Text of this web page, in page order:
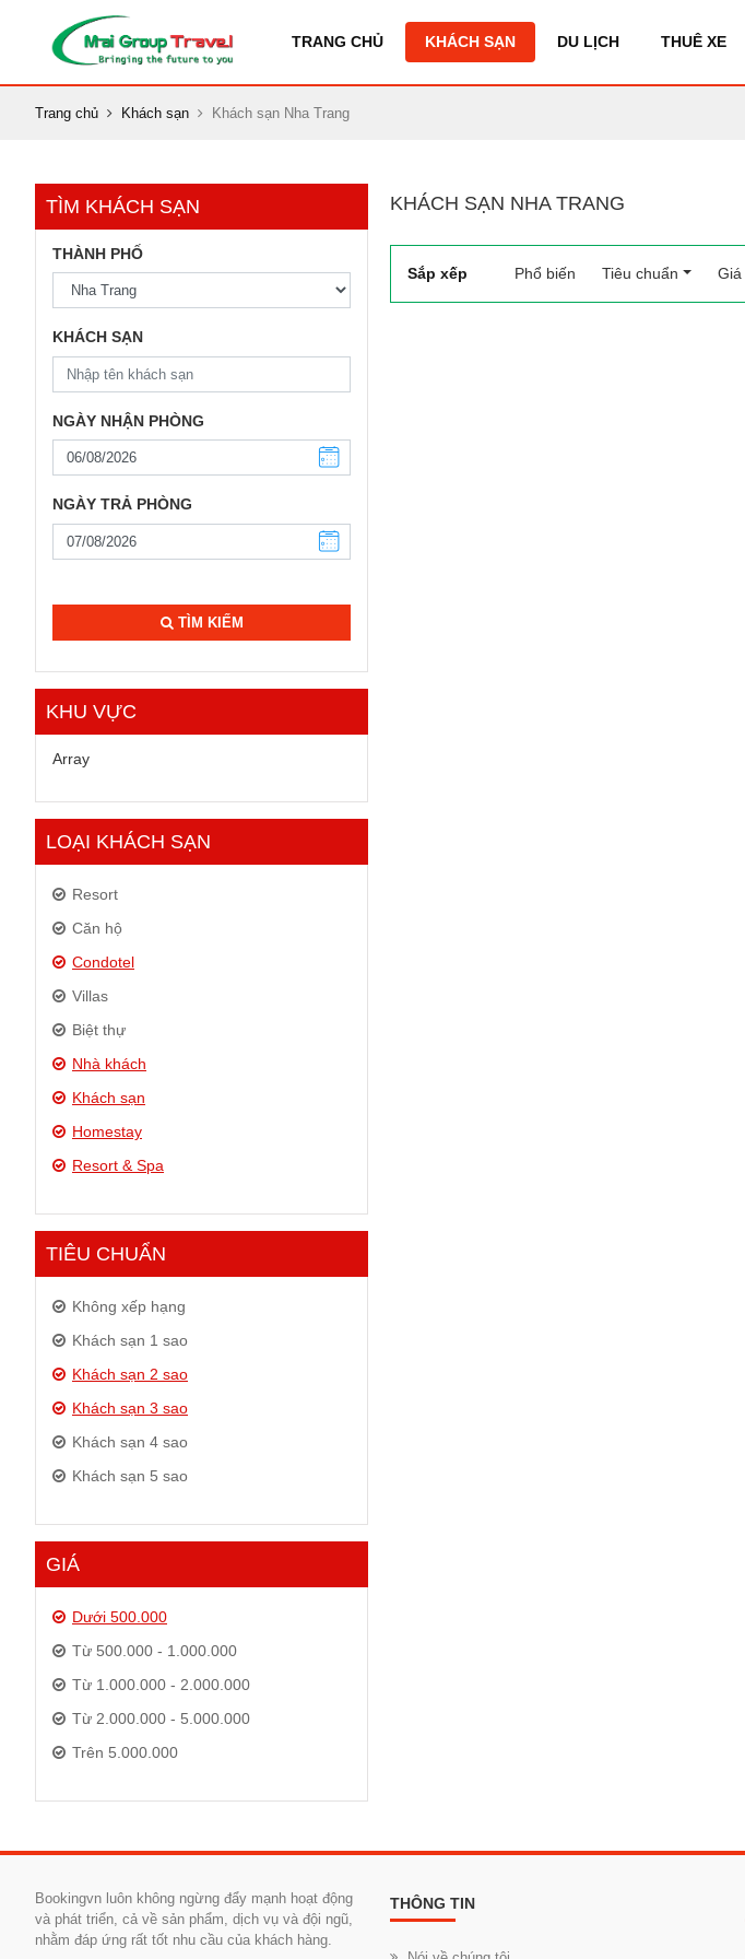
TRANG CHỦ KHÁCH SẠN DU LỊCH THUÊ XE
Trang chủ Khách sạn Khách sạn Nha Trang
KHÁCH SẠN NHA TRANG
Sắp xếp Phổ biến (current)
Tiêu chuẩn Giá
TÌM KHÁCH SẠN
THÀNH PHỐ
KHÁCH SẠN
NGÀY NHẬN PHÒNG
NGÀY TRẢ PHÒNG
TÌM KIẾM
KHU VỰC
Array
LOẠI KHÁCH SẠN
Resort
Căn hộ
Condotel
Villas
Biệt thự
Nhà khách
Khách sạn
Homestay
Resort & Spa
TIÊU CHUẨN
Không xếp hạng
Khách sạn 1 sao
Khách sạn 2 sao
Khách sạn 3 sao
Khách sạn 4 sao
Khách sạn 5 sao
GIÁ
Dưới 500.000
Từ 500.000 - 1.000.000
Từ 1.000.000 - 2.000.000
Từ 2.000.000 - 5.000.000
Trên 5.000.000
Bookingvn luôn không ngừng đẩy mạnh hoạt động
và phát triển, cả về sản phẩm, dịch vụ và đội ngũ,
nhằm đáp ứng rất tốt nhu cầu của khách hàng.
THÔNG TIN